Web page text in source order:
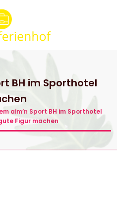
BH im Sporthotel
aim’n Sport BH im Sporthotel
Figur machen